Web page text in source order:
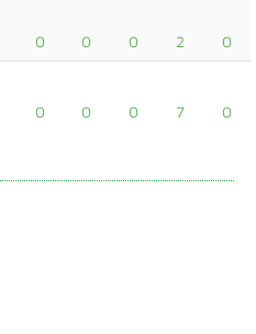
0 0 0 2 0
0 0 0 7 0